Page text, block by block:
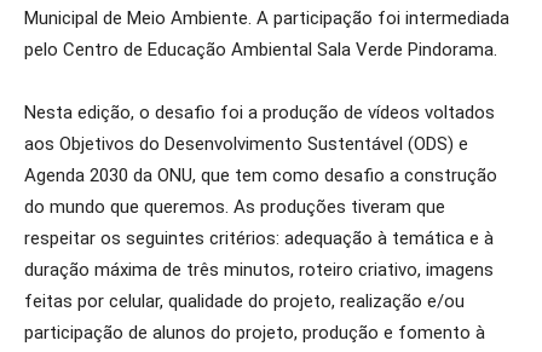
Municipal de Meio Ambiente. A participação foi intermediada
pelo Centro de Educação Ambiental Sala Verde Pindorama.
Nesta edição, o desafio foi a produção de vídeos voltados
aos Objetivos do Desenvolvimento Sustentável (ODS) e
Agenda 2030 da ONU, que tem como desafio a construção
do mundo que queremos. As produções tiveram que
respeitar os seguintes critérios: adequação à temática e à
duração máxima de três minutos, roteiro criativo, imagens
feitas por celular, qualidade do projeto, realização e/ou
participação de alunos do projeto, produção e fomento à